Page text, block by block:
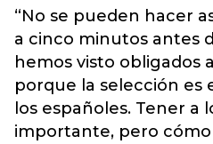
“No se pueden hacer
a cinco minutos antes
hemos visto obligados
porque la selección es
los españoles. Tener a
importante, pero cómo